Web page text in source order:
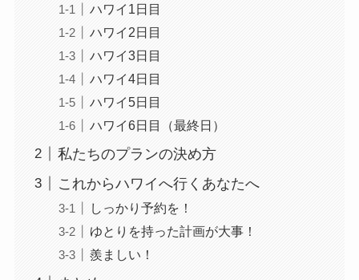
ハワイ1日目
ハワイ2日目
ハワイ3日目
ハワイ4日目
ハワイ5日目
ハワイ6日目（最終日）
私たちのプランの決め方
これからハワイへ行くあなたへ
しっかり予約を！
ゆとりを持った計画が大事！
羨ましい！